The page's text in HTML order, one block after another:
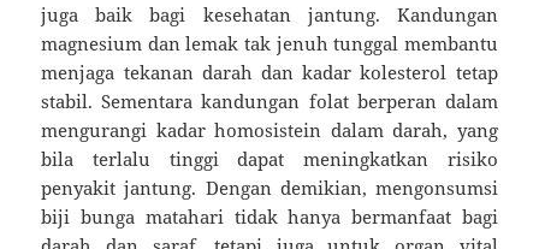
juga baik bagi kesehatan jantung. Kandungan
magnesium dan lemak tak jenuh tunggal membantu
menjaga tekanan darah dan kadar kolesterol tetap
stabil. Sementara kandungan folat berperan dalam
mengurangi kadar homosistein dalam darah, yang
bila terlalu tinggi dapat meningkatkan risiko
penyakit jantung. Dengan demikian, mengonsumsi
biji bunga matahari tidak hanya bermanfaat bagi